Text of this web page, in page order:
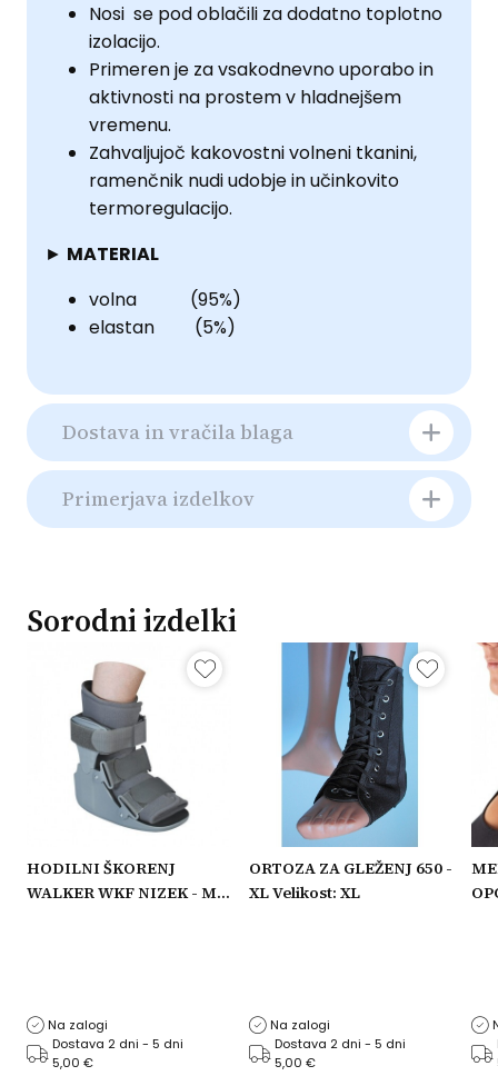
Nosi se pod oblačili za dodatno toplotno
izolacijo.
Primeren je za vsakodnevno uporabo in
aktivnosti na prostem v hladnejšem
vremenu.
Zahvaljujoč kakovostni volneni tkanini,
ramenčnik nudi udobje in učinkovito
termoregulacijo.
► MATERIAL
volna (95%)
elastan (5%)
Dostava in vračila blaga
Primerjava izdelkov
Sorodni izdelki
HODILNI ŠKORENJ
WALKER WKF NIZEK - M
Na zalogi
Dostava 2 dni - 5 dni
5,00 €
ORTOZA ZA GLEŽENJ 650 -
XL Velikost: XL
Na zalogi
Dostava 2 dni - 5 dni
5,00 €